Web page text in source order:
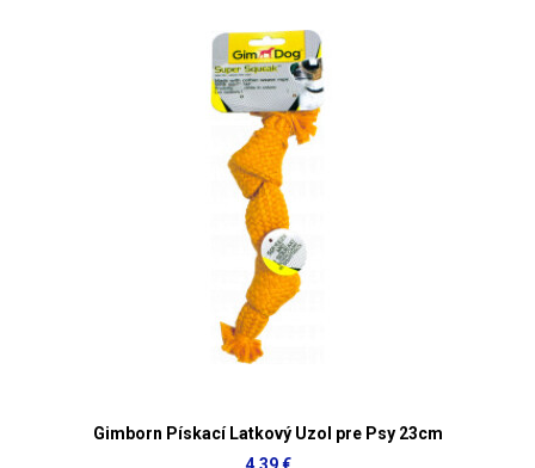
Gimborn Pískací Latkový Uzol pre Psy 23cm